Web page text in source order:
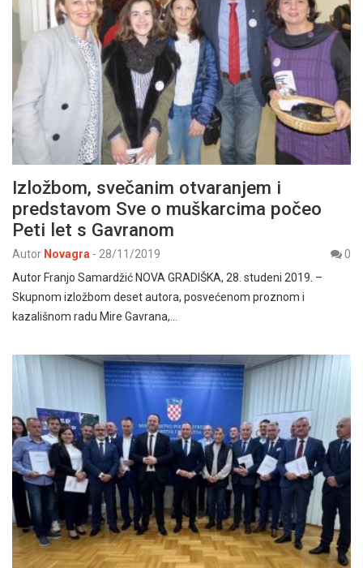
Izložbom, svečanim otvaranjem i
predstavom Sve o muškarcima počeo
Peti let s Gavranom
Autor Novagra - 28/11/2019
0
Autor Franjo Samardžić NOVA GRADIŠKA, 28. studeni 2019. –
Skupnom izložbom deset autora, posvećenom proznom i
kazališnom radu Mire Gavrana,…